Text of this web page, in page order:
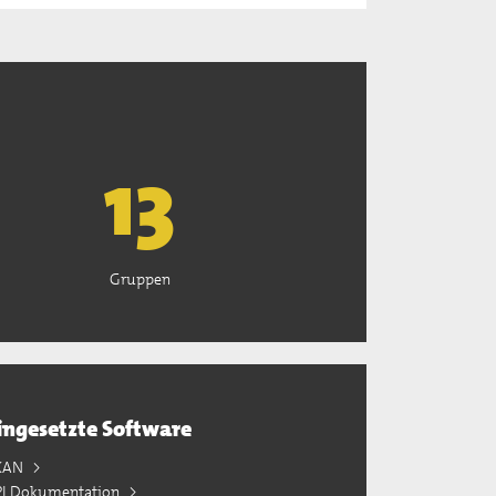
13
Gruppen
Software
Dokumentation